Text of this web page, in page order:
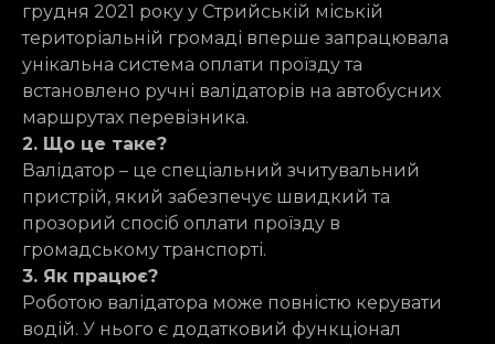
грудня 2021 року у Стрийській міській
територіальній громаді вперше запрацювала
унікальна система оплати проїзду та
встановлено ручні валідаторів на автобусних
маршрутах перевізника.
2. Що це таке?
Валідатор – це спеціальний зчитувальний
пристрій, який забезпечує швидкий та
прозорий спосіб оплати проїзду в
громадському транспорті.
3. Як працює?
Роботою валідатора може повністю керувати
водій. У нього є додатковий функціонал